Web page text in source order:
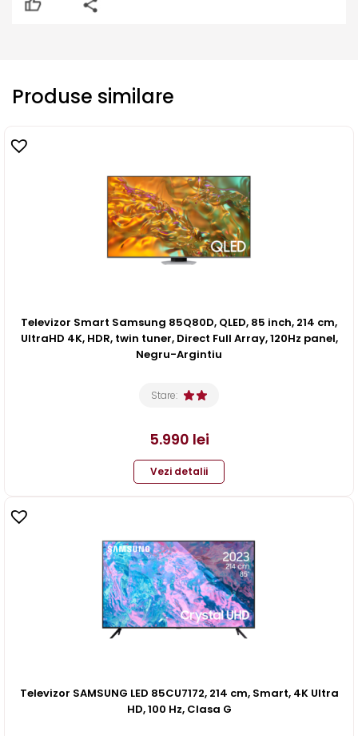
Produse similare
Televizor Smart Samsung 85Q80D, QLED, 85 inch, 214 cm,
UltraHD 4K, HDR, twin tuner, Direct Full Array, 120Hz panel,
Negru-Argintiu
Stare:
5.990 lei
Vezi detalii
Televizor SAMSUNG LED 85CU7172, 214 cm, Smart, 4K Ultra
HD, 100 Hz, Clasa G